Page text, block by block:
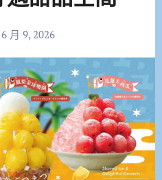
6 月 9, 2026